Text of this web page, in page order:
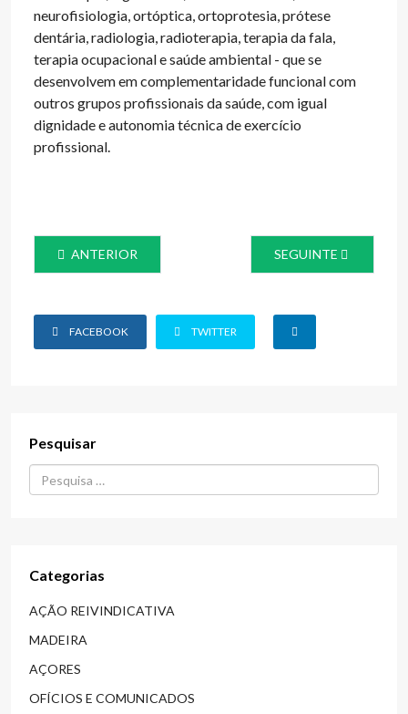
neurofisiologia, ortóptica, ortoprotesia, prótese
dentária, radiologia, radioterapia, terapia da fala,
terapia ocupacional e saúde ambiental - que se
desenvolvem em complementaridade funcional com
outros grupos profissionais da saúde, com igual
dignidade e autonomia técnica de exercício
profissional.
ARTIGO ANTERIOR: AVISO PRÉVIO - GREVE 2023.02.09
ANTERIOR ARTIGO SEGUINTE:
SEGUINTE
FACEBOOK TWITTER
Pesquisar
Procurar...
Categorias
AÇÃO REIVINDICATIVA
MADEIRA
AÇORES
OFÍCIOS E COMUNICADOS